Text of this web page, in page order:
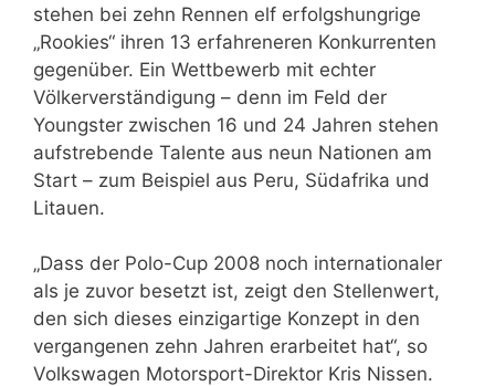
stehen bei zehn Rennen elf erfolgshungrige
„Rookies“ ihren 13 erfahreneren Konkurrenten
gegenüber. Ein Wettbewerb mit echter
Völkerverständigung – denn im Feld der
Youngster zwischen 16 und 24 Jahren stehen
aufstrebende Talente aus neun Nationen am
Start – zum Beispiel aus Peru, Südafrika und
Litauen.
„Dass der Polo-Cup 2008 noch internationaler
als je zuvor besetzt ist, zeigt den Stellenwert,
den sich dieses einzigartige Konzept in den
vergangenen zehn Jahren erarbeitet hat“, so
Volkswagen Motorsport-Direktor Kris Nissen.